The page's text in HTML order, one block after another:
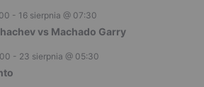
- 16 sierpnia @ 07:30
vs Machado Garry
- 23 sierpnia @ 05:30